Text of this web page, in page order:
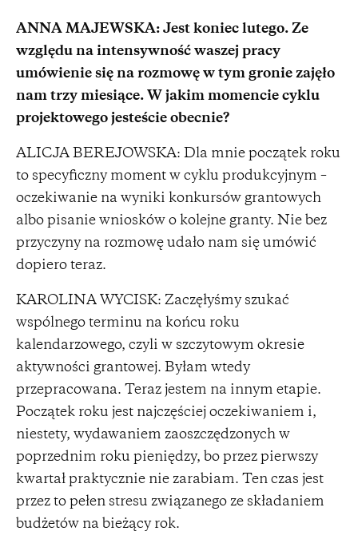
ANNA MAJEWSKA: Jest koniec lutego. Ze
względu na intensywność waszej pracy
umówienie się na rozmowę w tym gronie zajęło
nam trzy miesiące. W jakim momencie cyklu
projektowego jesteście obecnie?
ALICJA BEREJOWSKA: Dla mnie początek roku
to specyficzny moment w cyklu produkcyjnym –
oczekiwanie na wyniki konkursów grantowych
albo pisanie wniosków o kolejne granty. Nie bez
przyczyny na rozmowę udało nam się umówić
dopiero teraz.
KAROLINA WYCISK: Zaczęłyśmy szukać
wspólnego terminu na końcu roku
kalendarzowego, czyli w szczytowym okresie
aktywności grantowej. Byłam wtedy
przepracowana. Teraz jestem na innym etapie.
Początek roku jest najczęściej oczekiwaniem i,
niestety, wydawaniem zaoszczędzonych w
poprzednim roku pieniędzy, bo przez pierwszy
kwartał praktycznie nie zarabiam. Ten czas jest
przez to pełen stresu związanego ze składaniem
budżetów na bieżący rok.